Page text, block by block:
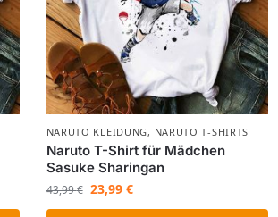
NARUTO KLEIDUNG, NARUTO T-SHIRTS
Naruto T-Shirt für Mädchen
Sasuke Sharingan
43,99€ 23,99 €